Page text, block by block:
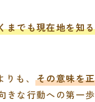
までも現在地を知る
も、 その意味を正
きな行動への第一歩